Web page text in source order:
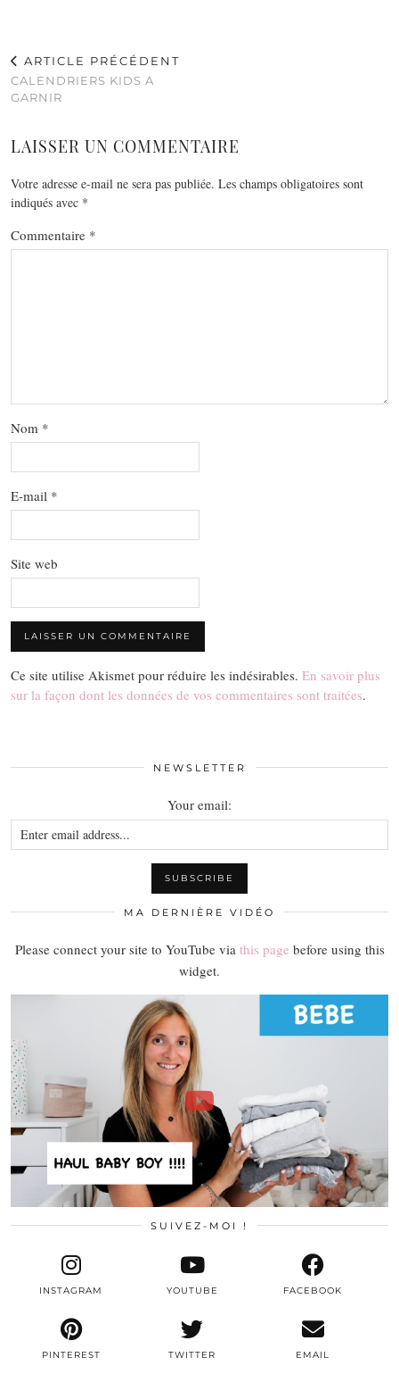
ARTICLE PRÉCÉDENT
CALENDRIERS KIDS A
GARNIR
LAISSER UN COMMENTAIRE
Votre adresse e-mail ne sera pas publiée. Les champs obligatoires sont
indiqués avec *
Commentaire *
Nom *
E-mail *
Site web
Ce site utilise Akismet pour réduire les indésirables. En savoir plus
sur la façon dont les données de vos commentaires sont traitées.
NEWSLETTER
Your email:
MA DERNIÈRE VIDÉO
Please connect your site to YouTube via this page before using this
widget.
SUIVEZ-MOI !
TWITTER
INSTAGRAM FACEBOOK
PINTEREST
YOUTUBE
EMAIL